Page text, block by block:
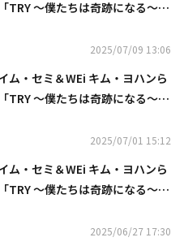
TRY 〜僕たちは奇跡になる〜」
2025/07/09 13:06
ム・セミ＆WEi キム・ヨハンら
TRY 〜僕たちは奇跡になる〜」
2025/07/01 15:12
ム・セミ＆WEi キム・ヨハンら
TRY 〜僕たちは奇跡になる〜」
2025/06/27 17:30